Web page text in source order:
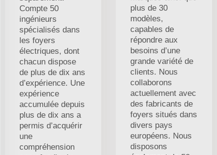
Compte 50
ingénieurs
spécialisés dans
les foyers
électriques, dont
chacun dispose
de plus de dix ans
d’expérience. Une
expérience
accumulée depuis
plus de dix ans a
permis d’acquérir
une
compréhension
plus de 30
modèles,
capables de
répondre aux
besoins d’une
grande variété de
clients. Nous
collaborons
actuellement avec
des fabricants de
foyers situés dans
divers pays
européens. Nous
disposons